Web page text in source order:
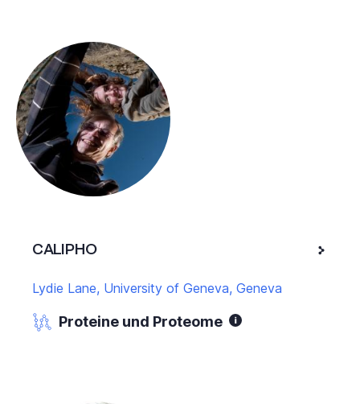
CALIPHO
Lydie Lane, University of Geneva, Geneva
Proteine und Proteome